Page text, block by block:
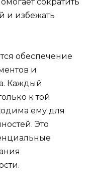
и избежать
обеспечение
и
Каждый
к той
ему для
Это